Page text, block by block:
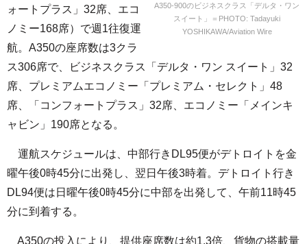
A350-900のビジネスクラス「デルタ・ワン
スイート」＝PHOTO: Tadayuki
YOSHIKAWA/Aviation Wire
ォートプラス」32席、エコ
ノミー168席）で週1往復運
航。A350の座席数は3クラ
ス306席で、ビジネスクラス「デルタ・ワン スイート」32
席、プレミアムエコノミー「プレミアム・セレクト」48
席、「コンフォートプラス」32席、エコノミー「メインキ
ャビン」190席となる。
運航スケジュールは、中部行きDL95便がデトロイトを金
曜午後0時45分に出発し、翌日午後3時着。デトロイト行き
DL94便は日曜午後0時45分に中部を出発して、午前11時45
分に到着する。
A350の投入により、提供座席数は約1.3倍、貨物の搭載量